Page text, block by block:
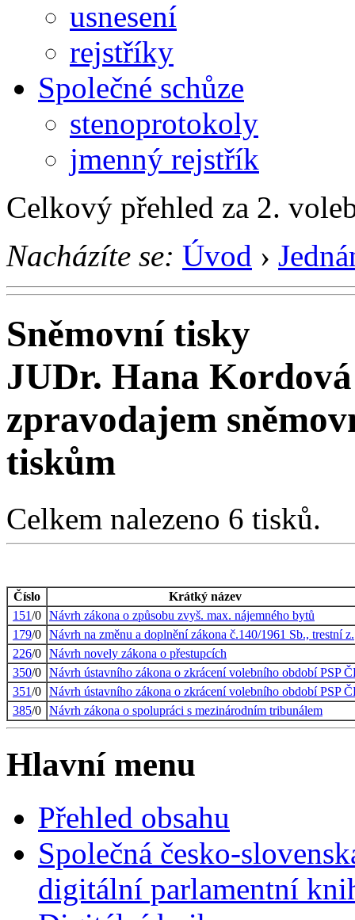
usnesení
rejstříky
Společné schůze
stenoprotokoly
jmenný rejstřík
Celkový přehled za 2.
Nacházíte se: Úvod ›
Sněmovní tisky
JUDr. Hana
zpravodajem
tiskům
Celkem nalezeno 6 tisků.
Číslo
Krátký název
151/0 Návrh zákona o způsobu zvyš. max. nájemného bytů
179/0 Návrh na změnu a doplnění zákona č.140/1961 Sb., trestní z.
226/0 Návrh novely zákona o přestupcích
350/0 Návrh ústavního zákona o zkrácení volebního období PSP
351/0 Návrh ústavního zákona o zkrácení volebního období PSP
385/0 Návrh zákona o spolupráci s mezinárodním tribunálem
Hlavní menu
Přehled obsahu
Společná česko-
digitální parlamentní